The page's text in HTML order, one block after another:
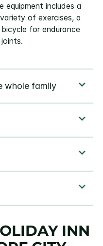
equipment includes a
of exercises, a
for endurance
INN